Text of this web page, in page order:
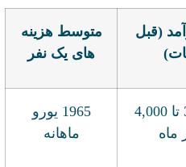
(قبل
متوسط هزینه
های یک نفر
حدود 3,000 تا 4,000
ماه
1965 یورو
ماهانه